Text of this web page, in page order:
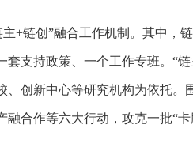
+链创”融合工作机制。其中，
支持政策、一个工作专班。“
创新中心等研究机构为依托。
合作等六大行动，攻克一批“